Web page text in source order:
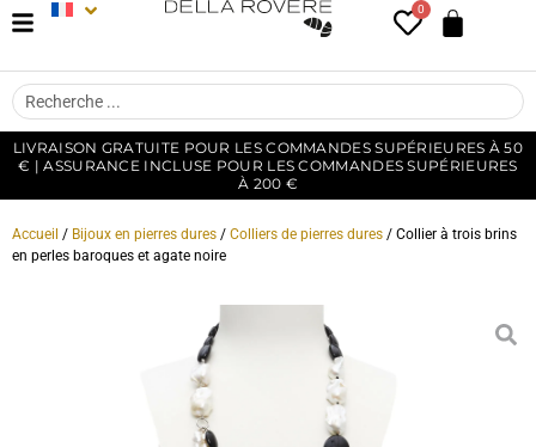
0
LIVRAISON GRATUITE POUR LES COMMANDES SUPÉRIEURES À 50
€ | ASSURANCE INCLUSE POUR LES COMMANDES SUPÉRIEURES
À 200 €
Accueil / Bijoux en pierres dures / Colliers de pierres dures / Collier à trois brins
en perles baroques et agate noire